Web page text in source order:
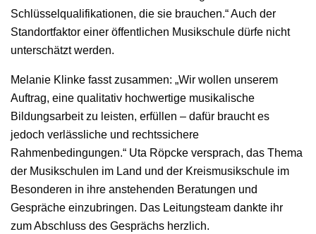
Schlüsselqualifikationen, die sie brauchen.“ Auch der
Standortfaktor einer öffentlichen Musikschule dürfe nicht
unterschätzt werden.
Melanie Klinke fasst zusammen: „Wir wollen unserem
Auftrag, eine qualitativ hochwertige musikalische
Bildungsarbeit zu leisten, erfüllen – dafür braucht es
jedoch verlässliche und rechtssichere
Rahmenbedingungen.“ Uta Röpcke versprach, das Thema
der Musikschulen im Land und der Kreismusikschule im
Besonderen in ihre anstehenden Beratungen und
Gespräche einzubringen. Das Leitungsteam dankte ihr
zum Abschluss des Gesprächs herzlich.